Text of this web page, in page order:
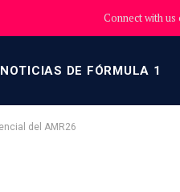
Connect with
NOTICIAS DE FÓRMULA 1
del AMR26